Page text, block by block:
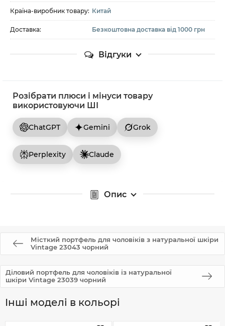
Країна-виробник товару: Китай
Доставка: Безкоштовна доставка від 1000 грн
Відгуки
Розібрати плюси і мінуси товару
використовуючи ШІ
ChatGPT Gemini Grok
Perplexity Claude
Опис
Місткий портфель для чоловіків з натуральної шкіри
Vintage 23043 чорний
Діловий портфель для чоловіків із натуральної
шкіри Vintage 23039 чорний
Інші моделі в кольорі